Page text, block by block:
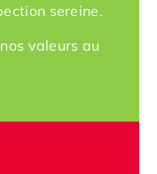
sereine.
valeurs au